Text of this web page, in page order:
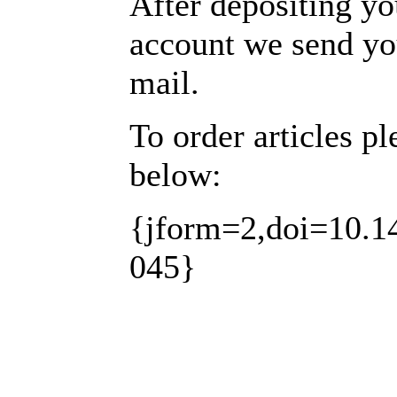
account we send
mail.
To order articles
below:
045}